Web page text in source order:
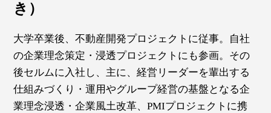
き）
大学卒業後、不動産開発プロジェクトに従事。自社
の企業理念策定・浸透プロジェクトにも参画。その
後セルムに入社し、主に、経営リーダーを輩出する
仕組みづくり・運用やグループ経営の基盤となる企
業理念浸透・企業風土改革、PMIプロジェクトに携